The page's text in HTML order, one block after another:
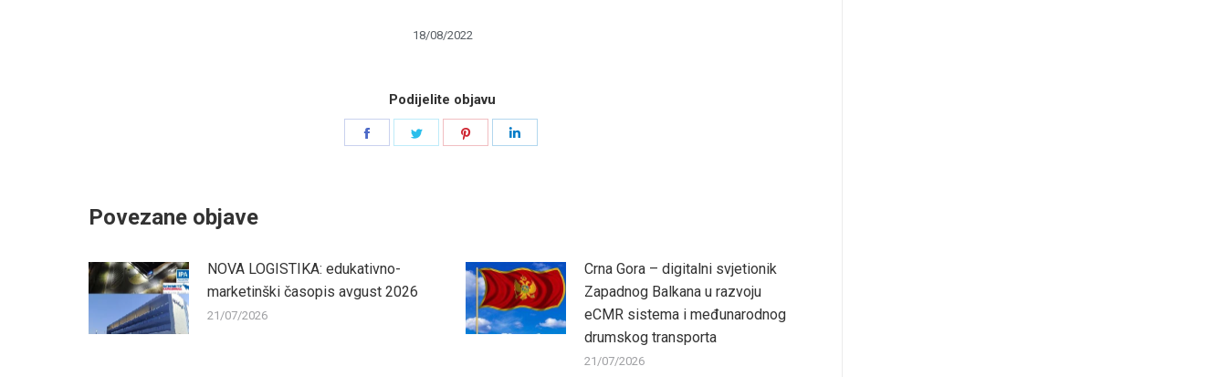
18/08/2022
Podijelite objavu
Share
Povezane objave
NOVA LOGISTIKA: edukativno-
marketinški časopis avgust 2026
21/07/2026
Crna Gora – digitalni svjetionik
Zapadnog Balkana u razvoju
eCMR sistema i međunarodnog
drumskog transporta
21/07/2026